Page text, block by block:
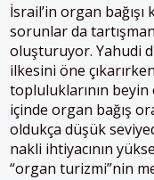
İsrail’in organ bağışı
sorunlar da
oluşturuyor. Yahudi
ilkesini öne
topluluklarının
içinde organ bağış
oldukça düşük
nakli ihtiyacının
“organ turizmi”nin